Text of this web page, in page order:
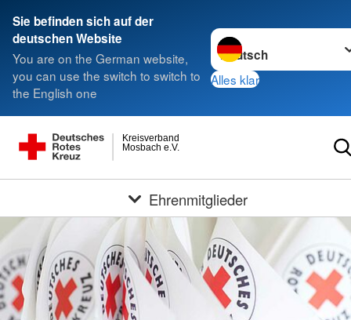
Sie befinden sich auf der
deutschen Website
You are on the German website,
you can use the switch to switch to
the English one
Sprache wechseln zu
Alles klar
Mosbach e.V.
Kreisverband
Ehrenmitglieder